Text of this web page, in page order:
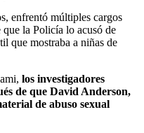
enfrentó múltiples cargos
que la Policía lo acusó de
que mostraba a niñas de
los investigadores
de que David Anderson,
de abuso sexual